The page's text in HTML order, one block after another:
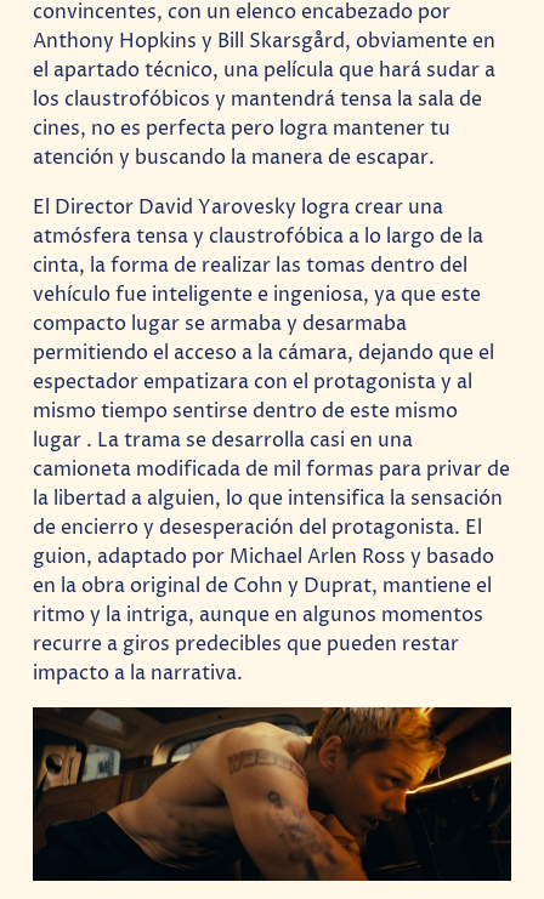
convincentes, con un elenco encabezado por
Anthony Hopkins y Bill Skarsgård, obviamente en
el apartado técnico, una película que hará sudar a
los claustrofóbicos y mantendrá tensa la sala de
cines, no es perfecta pero logra mantener tu
atención y buscando la manera de escapar.
El Director David Yarovesky logra crear una
atmósfera tensa y claustrofóbica a lo largo de la
cinta, la forma de realizar las tomas dentro del
vehículo fue inteligente e ingeniosa, ya que este
compacto lugar se armaba y desarmaba
permitiendo el acceso a la cámara, dejando que el
espectador empatizara con el protagonista y al
mismo tiempo sentirse dentro de este mismo
lugar . La trama se desarrolla casi en una
camioneta modificada de mil formas para privar de
la libertad a alguien, lo que intensifica la sensación
de encierro y desesperación del protagonista. El
guion, adaptado por Michael Arlen Ross y basado
en la obra original de Cohn y Duprat, mantiene el
ritmo y la intriga, aunque en algunos momentos
recurre a giros predecibles que pueden restar
impacto a la narrativa.